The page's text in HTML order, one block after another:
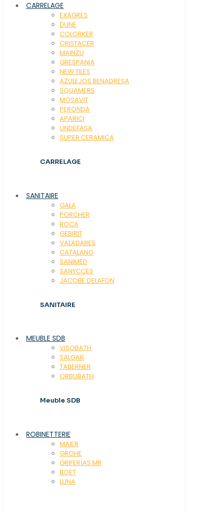
CARRELAGE
EXAGRES
DUNE
COLORKER
CRISTACER
MAINZU
GRESPANIA
NEW TILES
AZULEJOS BENADRESA
SQUAMERS
MOSAVIT
PERONDA
APARICI
UNDEFASA
SUPER CERAMICA
CARRELAGE
SANITAIRE
GALA
PORCHER
ROCA
GEBIRIT
VALADARES
CATALANO
SANIMED
SANYCCES
JACOBE DELAFON
SANITAIRE
MEUBLE SDB
VISOBATH
SALGAR
TABERNER
ORBUBATH
Meuble SDB
ROBINETTERIE
MAIER
GROHE
GRIFERÍAS MR
BOET
LUNA